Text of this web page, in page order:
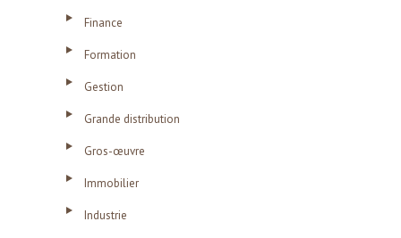
Finance
Formation
Gestion
Grande distribution
Gros-œuvre
Immobilier
Industrie